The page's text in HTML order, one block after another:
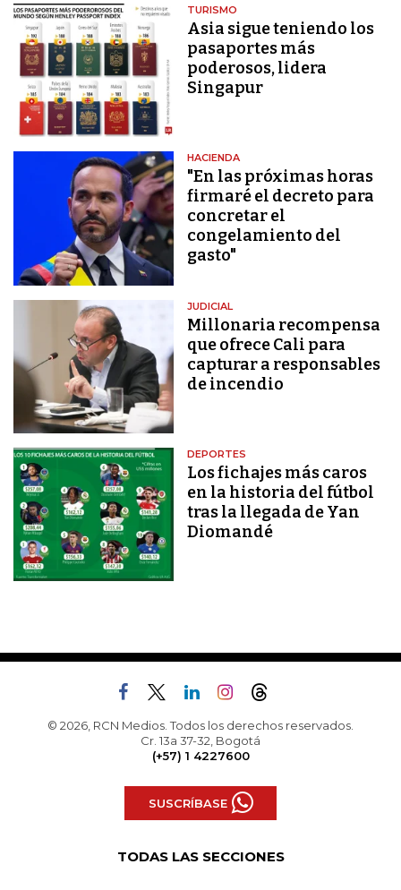
TURISMO
Asia sigue teniendo los
pasaportes más
poderosos, lidera
Singapur
HACIENDA
"En las próximas horas
firmaré el decreto para
concretar el
congelamiento del
gasto"
JUDICIAL
Millonaria recompensa
que ofrece Cali para
capturar a responsables
de incendio
DEPORTES
Los fichajes más caros
en la historia del fútbol
tras la llegada de Yan
Diomandé
© 2026, RCN Medios. Todos los derechos reservados.
Cr. 13a 37-32, Bogotá
(+57) 1 4227600
SUSCRÍBASE
TODAS LAS SECCIONES